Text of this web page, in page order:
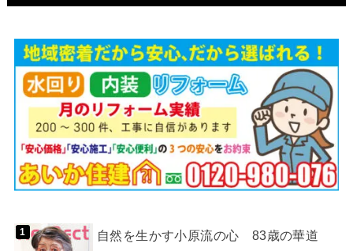
自然を生かす小原流の心 83歳の華道